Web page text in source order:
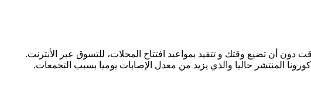
أن تضيع وقتك و تتقيد بمواعيد افتتاح المحلات، للتسوق عبر الأنترنت.
المنتشر حاليا والذي يزيد من معدل الإصابات يوميا بسبب التجمعات.